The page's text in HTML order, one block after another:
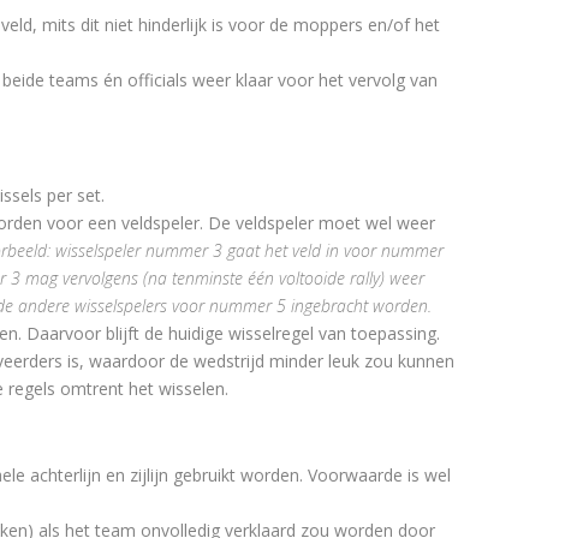
mits dit niet hinderlijk is voor de moppers en/of het
teams én officials weer klaar voor het vervolg van
per set.
voor een veldspeler. De veldspeler moet wel weer
wisselspeler nummer 3 gaat het veld in voor nummer
mag vervolgens (na tenminste één voltooide rally) weer
andere wisselspelers voor nummer 5 ingebracht worden.
Daarvoor blijft de huidige wisselregel van toepassing.
is, waardoor de wedstrijd minder leuk zou kunnen
omtrent het wisselen.
achterlijn en zijlijn gebruikt worden. Voorwaarde is wel
als het team onvolledig verklaard zou worden door